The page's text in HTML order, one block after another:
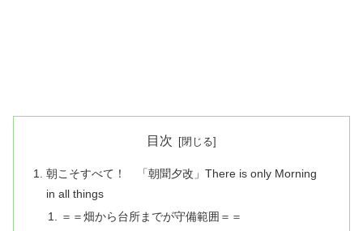
目次
朝こそすべて！ 「朝聞夕改」There is only Morning
in all things
＝＝畑から台所までが守備範囲＝＝